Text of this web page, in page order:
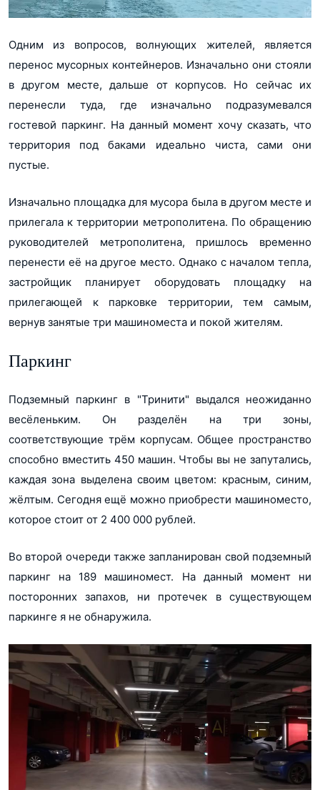
Одним из вопросов, волнующих жителей, является
перенос мусорных контейнеров. Изначально они стояли
в другом месте, дальше от корпусов. Но сейчас их
перенесли туда, где изначально подразумевался
гостевой паркинг. На данный момент хочу сказать, что
территория под баками идеально чиста, сами они
пустые.
Изначально площадка для мусора была в другом месте и
прилегала к территории метрополитена. По обращению
руководителей метрополитена, пришлось временно
перенести её на другое место. Однако с началом тепла,
застройщик планирует оборудовать площадку на
прилегающей к парковке территории, тем самым,
вернув занятые три машиноместа и покой жителям.
Паркинг
Подземный паркинг в "Тринити" выдался неожиданно
весёленьким. Он разделён на три зоны,
соответствующие трём корпусам. Общее пространство
способно вместить 450 машин. Чтобы вы не запутались,
каждая зона выделена своим цветом: красным, синим,
жёлтым. Сегодня ещё можно приобрести машиноместо,
которое стоит от 2 400 000 рублей.
Во второй очереди также запланирован свой подземный
паркинг на 189 машиномест. На данный момент ни
посторонних запахов, ни протечек в существующем
паркинге я не обнаружила.